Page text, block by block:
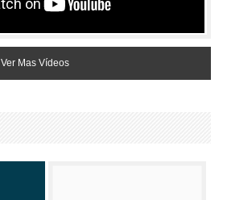
Ver Mas Vídeos